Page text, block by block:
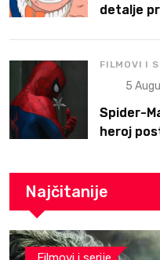
detalje
FILMOVI I
5
Spider-
heroj
Najčitanije